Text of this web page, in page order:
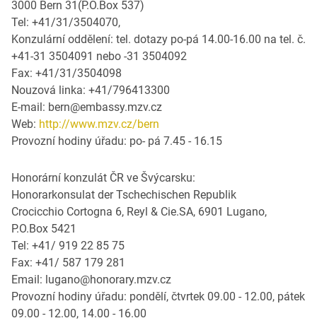
3000 Bern 31(P.O.Box 537)
Tel: +41/31/3504070,
Konzulární oddělení: tel. dotazy po-pá 14.00-16.00 na tel. č.
+41-31 3504091 nebo -31 3504092
Fax: +41/31/3504098
Nouzová linka: +41/796413300
E-mail: bern@embassy.mzv.cz
Web: http://www.mzv.cz/bern
Provozní hodiny úřadu: po- pá 7.45 - 16.15
Honorární konzulát ČR ve Švýcarsku:
Honorarkonsulat der Tschechischen Republik
Crocicchio Cortogna 6, Reyl & Cie.SA, 6901 Lugano,
P.O.Box 5421
Tel: +41/ 919 22 85 75
Fax: +41/ 587 179 281
Email: lugano@honorary.mzv.cz
Provozní hodiny úřadu: pondělí, čtvrtek 09.00 - 12.00, pátek
09.00 - 12.00, 14.00 - 16.00